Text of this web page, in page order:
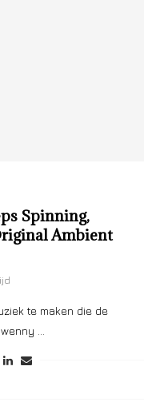
Spinning,
Ambient
te maken die de
…